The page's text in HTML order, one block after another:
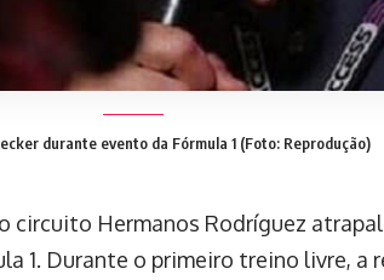
durante evento da Fórmula 1 (Foto: Reprodução)
circuito Hermanos Rodríguez
1. Durante o primeiro treino livre, a